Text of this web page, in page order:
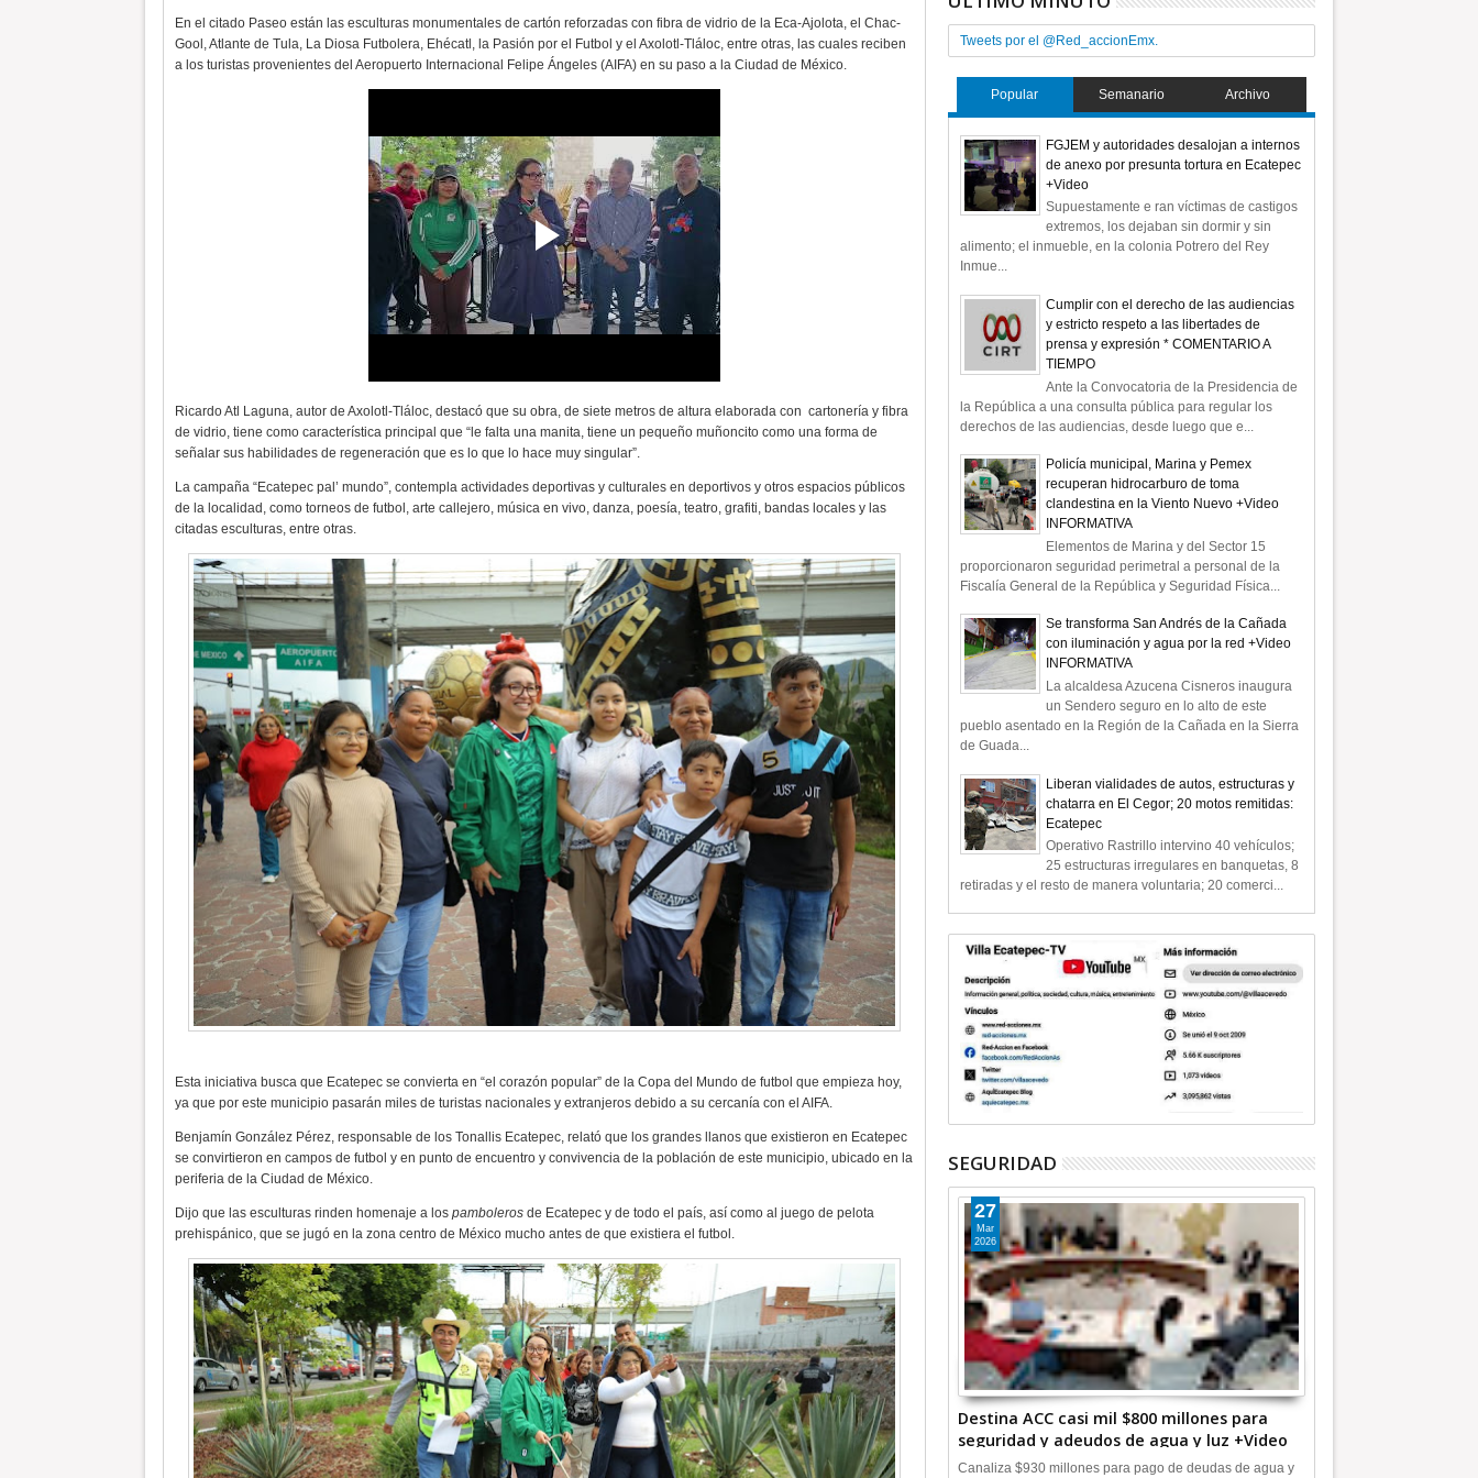
En el citado Paseo están las esculturas monumentales de cartón reforzadas con fibra de vidrio de la Eca-Ajolota, el Chac-
Gool, Atlante de Tula, La Diosa Futbolera, Ehécatl, la Pasión por el Futbol y el Axolotl-Tláloc, entre otras, las cuales reciben
a los turistas provenientes del Aeropuerto Internacional Felipe Ángeles (AIFA) en su paso a la Ciudad de México.
Ricardo Atl Laguna, autor de Axolotl-Tláloc, destacó que su obra, de siete metros de altura elaborada con cartonería y fibra
de vidrio, tiene como característica principal que “le falta una manita, tiene un pequeño muñoncito como una forma de
señalar sus habilidades de regeneración que es lo que lo hace muy singular”.
La campaña “Ecatepec pal’ mundo”, contempla actividades deportivas y culturales en deportivos y otros espacios públicos
de la localidad, como torneos de futbol, arte callejero, música en vivo, danza, poesía, teatro, grafiti, bandas locales y las
citadas esculturas, entre otras.
Esta iniciativa busca que Ecatepec se convierta en “el corazón popular” de la Copa del Mundo de futbol que empieza hoy,
ya que por este municipio pasarán miles de turistas nacionales y extranjeros debido a su cercanía con el AIFA.
Benjamín González Pérez, responsable de los Tonallis Ecatepec, relató que los grandes llanos que existieron en Ecatepec
se convirtieron en campos de futbol y en punto de encuentro y convivencia de la población de este municipio, ubicado en la
periferia de la Ciudad de México.
Dijo que las esculturas rinden homenaje a los pambolerosde Ecatepec y de todo el país, así como al juego de pelota
prehispánico, que se jugó en la zona centro de México mucho antes de que existiera el futbol.
Tweets por el @Red_accionEmx.
Popular Semanario Archivo
FGJEM y autoridades desalojan a internos
de anexo por presunta tortura en Ecatepec
+Video
Supuestamente e ran víctimas de castigos
extremos, los dejaban sin dormir y sin
alimento; el inmueble, en la colonia Potrero del Rey
Inmue...
Cumplir con el derecho de las audiencias
y estricto respeto a las libertades de
prensa y expresión * COMENTARIO A
TIEMPO
Ante la Convocatoria de la Presidencia de
la República a una consulta pública para regular los
derechos de las audiencias, desde luego que e...
Policía municipal, Marina y Pemex
recuperan hidrocarburo de toma
clandestina en la Viento Nuevo +Video
INFORMATIVA
Elementos de Marina y del Sector 15
proporcionaron seguridad perimetral a personal de la
Fiscalía General de la República y Seguridad Física...
Se transforma San Andrés de la Cañada
con iluminación y agua por la red +Video
INFORMATIVA
La alcaldesa Azucena Cisneros inaugura
un Sendero seguro en lo alto de este
pueblo asentado en la Región de la Cañada en la Sierra
de Guada...
Liberan vialidades de autos, estructuras y
chatarra en El Cegor; 20 motos remitidas:
Ecatepec
Operativo Rastrillo intervino 40 vehículos;
25 estructuras irregulares en banquetas, 8
retiradas y el resto de manera voluntaria; 20 comerci...
SEGURIDAD
Destina ACC casi mil $800 millones para
seguridad y adeudos de agua y luz +Video
27
Mar
2026
Canaliza $930 millones para pago de deudas de agua y